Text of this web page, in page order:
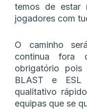
temos de estar
jogadores com
O caminho
continua fora
obrigatório
BLAST e
qualitativo
equipas que se